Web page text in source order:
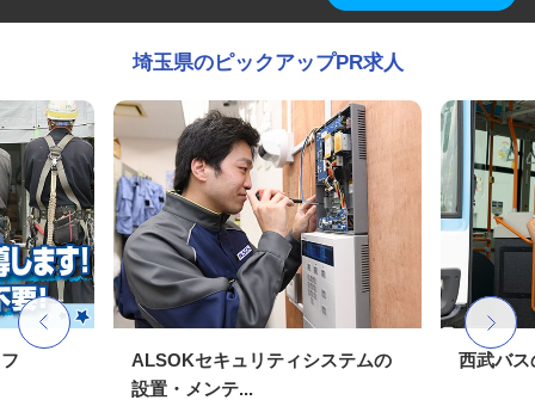
埼玉県のピックアップPR求人
ALSOKセキュリティシステムの
設置・メンテ...
西武バス